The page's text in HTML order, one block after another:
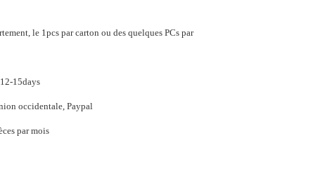
le 1pcs par carton ou des quelques PCs par
15days
occidentale, Paypal
par mois